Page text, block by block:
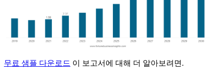
무료 샘플 다운로드 이 보고서에 대해 더 알아보려면.